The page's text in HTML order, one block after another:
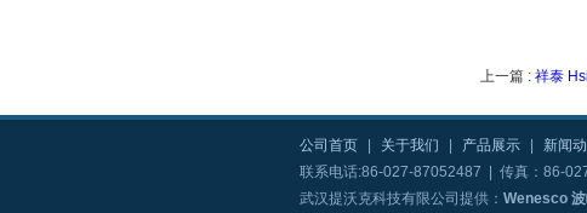
上一篇 : 祥泰
公司首页 关于我们 产品展示 新闻
联系电话:86-027-87052487 | 传真：86-
武汉提沃克科技有限公司提供： Wenesco